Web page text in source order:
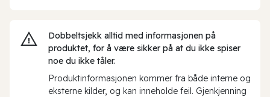
Dobbeltsjekk alltid med informasjonen på
produktet, for å være sikker på at du ikke spiser
noe du ikke tåler.
Produktinformasjonen kommer fra både interne og
eksterne kilder, og kan inneholde feil. Gjenkjenning